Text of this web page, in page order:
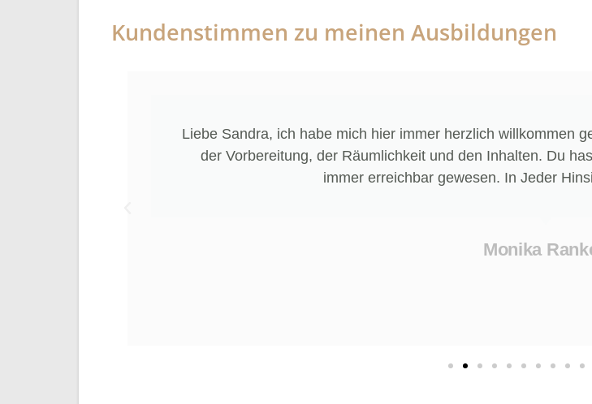
Kundenstimmen zu meinen Ausbildungen
Liebe Sandra, ich habe mich hier immer herzlich willkommen
der Vorbereitung, der Räumlichkeit und den Inhalten. Du
immer erreichbar gewesen. In Jeder
Monika